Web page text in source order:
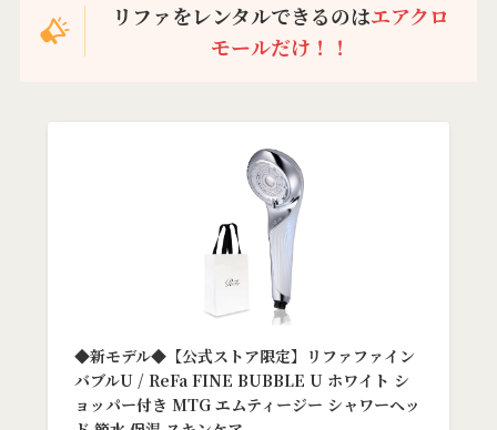
リファをレンタルできるのはエアクロ
モールだけ！！
◆新モデル◆【公式ストア限定】リファファイン
バブルU / ReFa FINE BUBBLE U ホワイト シ
ョッパー付き MTG エムティージー シャワーヘッ